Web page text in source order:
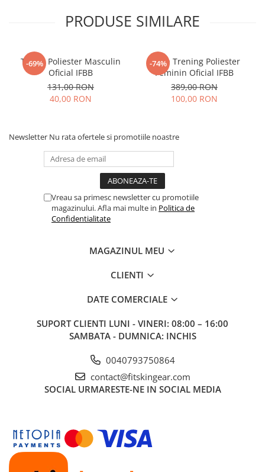
PRODUSE SIMILARE
-69%
Tricou Poliester Masculin
Oficial IFBB
131,00 RON
40,00 RON
-74%
Bluza Trening Poliester
Feminin Oficial IFBB
389,00 RON
100,00 RON
Newsletter Nu rata ofertele si promotiile noastre
Vreau sa primesc newsletter cu promotiile
magazinului. Afla mai multe in Politica de
Confidentialitate
MAGAZINUL MEU
CLIENTI
DATE COMERCIALE
SUPORT CLIENTI LUNI - VINERI: 08:00 – 16:00
SAMBATA - DUMNICA: INCHIS
0040793750864
contact@fitskingear.com
SOCIAL URMARESTE-NE IN SOCIAL MEDIA